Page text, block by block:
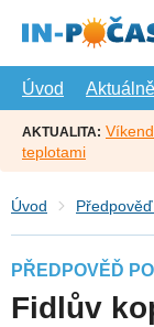
hlavní
Úvod
Aktuálně
AKTUALITA:
teplotami
Úvod
PŘEDPOVĚĎ
Fidlův